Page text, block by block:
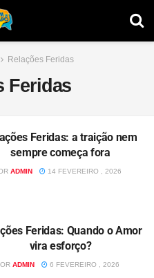
Relações Feridas
Feridas
Feridas: a traição nem
sempre começa fora
ADMIN 14 FEVEREIRO , 2026
Feridas: Quando o Amor
vira esforço?
ADMIN 6 FEVEREIRO , 2026